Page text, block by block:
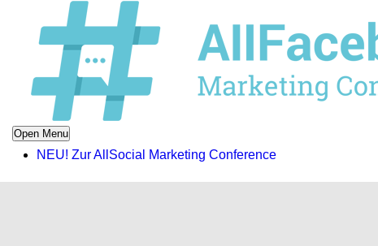
Open Menu
NEU! Zur AllSocial Marketing Conference